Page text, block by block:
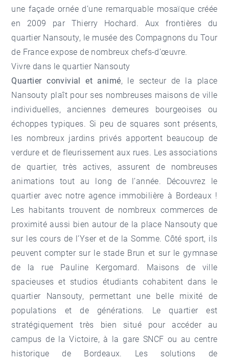
une façade ornée d’une remarquable mosaïque créée
en 2009 par Thierry Hochard. Aux frontières du
quartier Nansouty, le musée des Compagnons du Tour
de France expose de nombreux chefs-d’œuvre.
Vivre dans le quartier Nansouty
Quartier convivial et animé, le secteur de la place
Nansouty plaît pour ses nombreuses maisons de ville
individuelles, anciennes demeures bourgeoises ou
échoppes typiques. Si peu de squares sont présents,
les nombreux jardins privés apportent beaucoup de
verdure et de fleurissement aux rues. Les associations
de quartier, très actives, assurent de nombreuses
animations tout au long de l’année. Découvrez le
quartier avec notreagence immobilière à Bordeaux !
Les habitants trouvent de nombreux commerces de
proximité aussi bien autour de la place Nansouty que
sur les cours de l’Yser et de la Somme. Côté sport, ils
peuvent compter sur le stade Brun et sur le gymnase
de la rue Pauline Kergomard. Maisons de ville
spacieuses et studios étudiants cohabitent dans le
quartier Nansouty, permettant une belle mixité de
populations et de générations. Le quartier est
stratégiquement très bien situé pour accéder au
campus de la Victoire, à la gare SNCF ou au centre
historique de Bordeaux. Les solutions de